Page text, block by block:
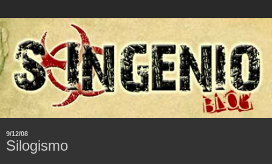
9/12/08
Silogismo